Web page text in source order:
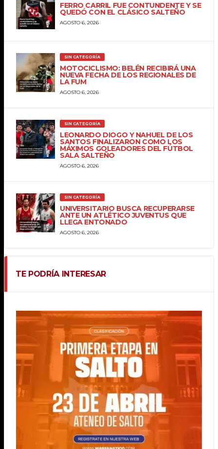
FERRO CARRIL FUE CONTUNDENTE Y SE
QUEDÓ CON EL CLÁSICO SALTEÑO
AGOSTO 6, 2026
SIN CATEGORÍA
MOTOCICLISMO: BELÉN RECIBIRÁ UNA
NUEVA FECHA DE LOS REGIONALES DE
LA FUM
AGOSTO 6, 2026
SIN CATEGORÍA
LEONARDO DIOGO Y NAHUEL DE LOS
SANTOS FINALIZARON COMO LOS
MÁXIMOS GOLEADORES DEL FÚTBOL
SALA SALTEÑO
AGOSTO 6, 2026
SIN CATEGORÍA
UNIVERSITARIO BUSCA RECUPERARSE
ANTE UN ATLÉTICO JUVENTUS QUE
LLEGA ENTONADO
AGOSTO 6, 2026
TE PODRÍA INTERESAR